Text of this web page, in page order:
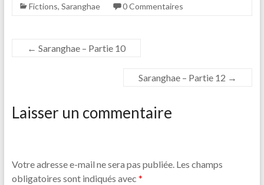
Fictions, Saranghae 0 Commentaires
← Saranghae – Partie 10
Saranghae – Partie 12 →
Laisser un commentaire
Votre adresse e-mail ne sera pas publiée. Les champs
obligatoires sont indiqués avec *